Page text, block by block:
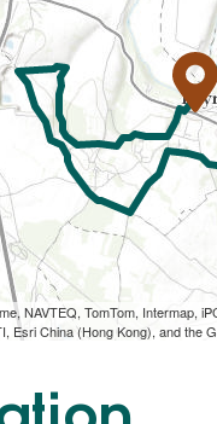
NAVTEQ, TomTom, Intermap,
Esri China (Hong Kong), and the